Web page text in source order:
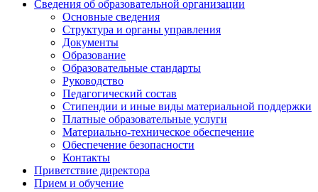
Сведения об образовательной организации
Основные сведения
Структура и органы управления
Документы
Образование
Образовательные стандарты
Руководство
Педагогический состав
Стипендии и иные виды материальной поддержки
Платные образовательные услуги
Материально-техническое обеспечение
Обеспечение безопасности
Контакты
Приветствие директора
Прием и обучение